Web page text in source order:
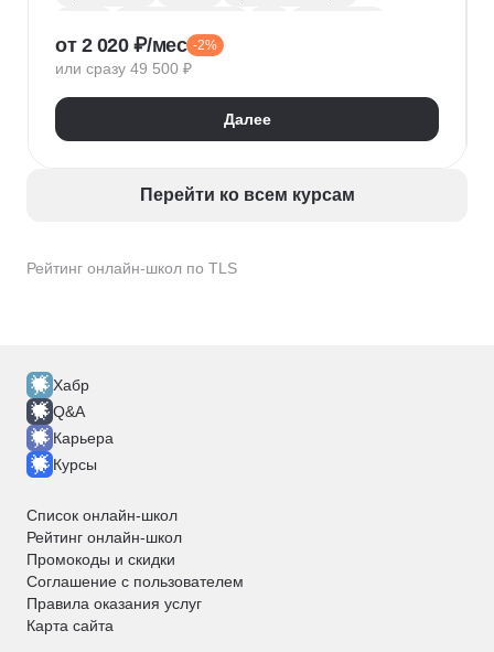
Рейтинг онлайн-школ по TLS
от 2 020 ₽/мес -2%
или сразу 49 500 ₽
Далее
Перейти ко всем курсам
Хабр
Q&A
Карьера
Курсы
Список онлайн-школ
Рейтинг онлайн-школ
Промокоды и скидки
Соглашение с пользователем
Правила оказания услуг
Карта сайта